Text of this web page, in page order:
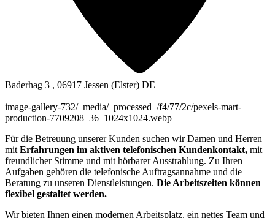
Baderhag 3 , 06917 Jessen (Elster) DE
image-gallery-732/_media/_processed_/f4/77/2c/pexels-mart-
production-7709208_36_1024x1024.webp
Für die Betreuung unserer Kunden suchen wir Damen und Herren
mit Erfahrungen im aktiven telefonischen Kundenkontakt, mit
freundlicher Stimme und mit hörbarer Ausstrahlung. Zu Ihren
Aufgaben gehören die telefonische Auftragsannahme und die
Beratung zu unseren Dienstleistungen. Die Arbeitszeiten können
flexibel gestaltet werden.
Wir bieten Ihnen einen modernen Arbeitsplatz, ein nettes Team und